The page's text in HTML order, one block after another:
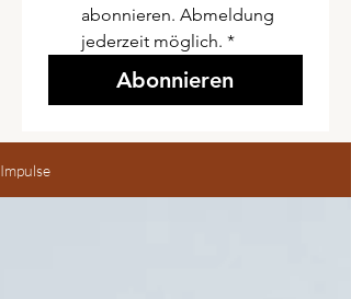
abonnieren. Abmeldung
jederzeit möglich. *
Abonnieren
Impulse